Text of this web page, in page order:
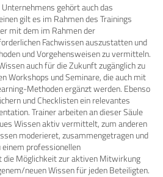
gehört auch das
gilt es im Rahmen des Trainings
mit dem im Rahmen der
Fachwissen auszustatten und
und Vorgehensweisen zu vermitteln.
auch für die Zukunft zugänglich zu
Workshops und Seminare, die auch mit
Methoden ergänzt werden. Ebenso
und Checklisten ein relevantes
Trainer arbeiten an dieser Säule
Wissen aktiv vermittelt, zum anderen
moderieret, zusammengetragen und
professionellen
Möglichkeit zur aktiven Mitwirkung
neuen Wissen für jeden Beteiligten.